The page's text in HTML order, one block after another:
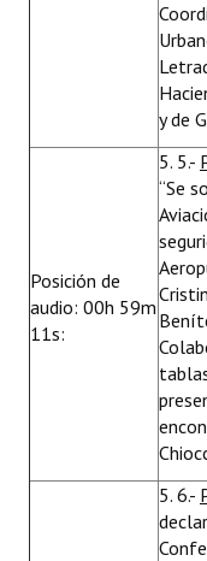
y de
Posición de
audio: 00h 59m
11s:
5. 5.-
“Se
5. 6.-